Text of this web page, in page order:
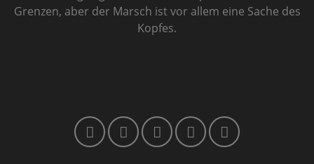
Grenzen, aber der Marsch ist vor allem eine Sache des
Kopfes.